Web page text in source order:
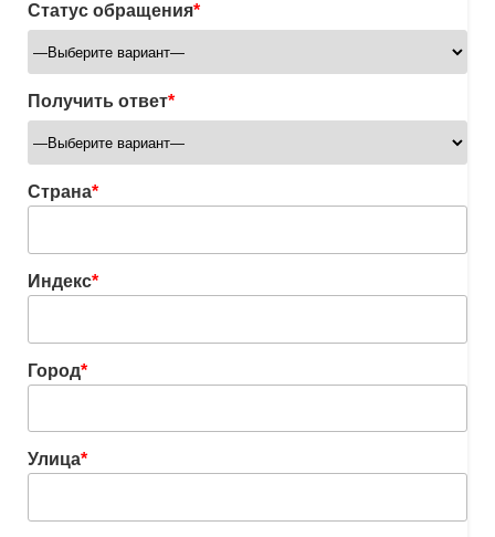
Статус обращения*
Получить ответ*
Страна*
Индекс*
Город*
Улица*